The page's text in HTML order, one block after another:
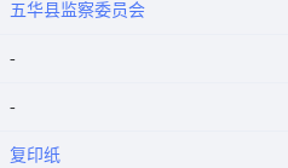
五华县监察委员会
复印纸